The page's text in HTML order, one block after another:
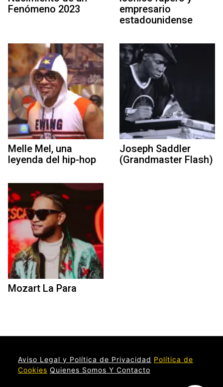
Fenómeno 2023
empresario
estadounidense
Melle Mel, una
leyenda del hip-hop
Joseph Saddler
(Grandmaster Flash)
Mozart La Para
Aviso Legal y Política de Privacidad Política de
Cookies Quienes Somos Y Contacto